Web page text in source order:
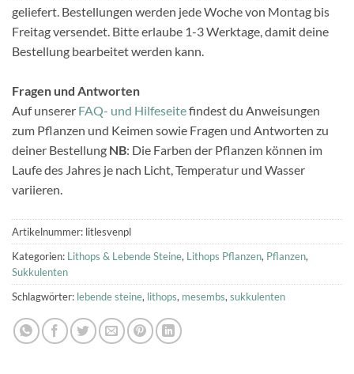
geliefert. Bestellungen werden jede Woche von Montag bis
Freitag versendet. Bitte erlaube 1-3 Werktage, damit deine
Bestellung bearbeitet werden kann.
Fragen und Antworten
Auf unserer FAQ- und Hilfeseitefindest du Anweisungen
zum Pflanzen und Keimen sowie Fragen und Antworten zu
deiner Bestellung NB: Die Farben der Pflanzen können im
Laufe des Jahres je nach Licht, Temperatur und Wasser
variieren.
Artikelnummer: litlesvenpl
Kategorien: Lithops & Lebende Steine, Lithops Pflanzen, Pflanzen,
Sukkulenten
Schlagwörter: lebende steine, lithops, mesembs, sukkulenten